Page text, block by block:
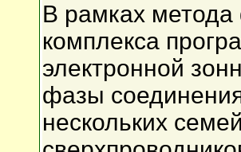
В рамках
комплекса
электронной
фазы
нескольких